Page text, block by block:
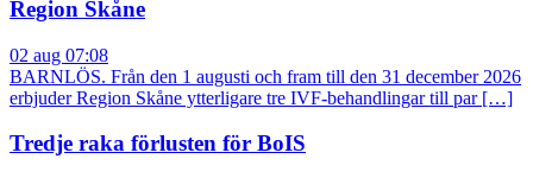
Region Skåne
02 aug 07:08
BARNLÖS. Från den 1 augusti och fram till den 31 december 2026
erbjuder Region Skåne ytterligare tre IVF-behandlingar till par […]
Tredje raka förlusten för BoIS